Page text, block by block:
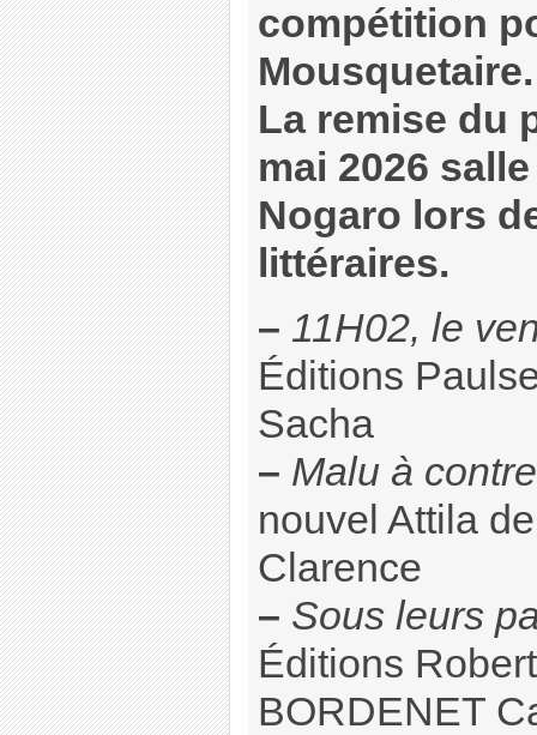
compétition
Mousquetaire.
La remise du
mai 2026
Nogaro lors
littéraires.
– 11H02, le
Éditions
Sacha
– Malu à
nouvel Attila
Clarence
– Sous leurs
Éditions
BORDENET